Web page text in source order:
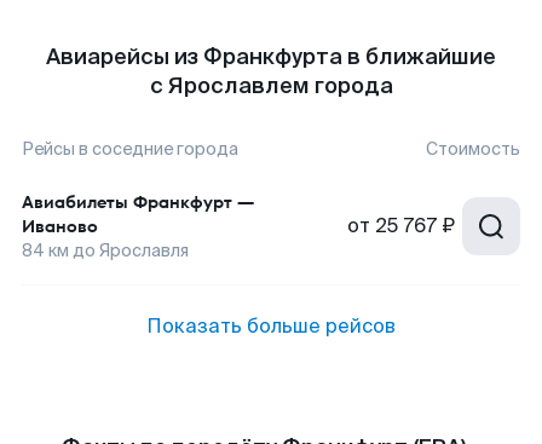
Авиарейсы из Франкфурта в ближайшие
с Ярославлем города
Рейсы в соседние города Стоимость
Авиабилеты Франкфурт —
Иваново
84 км до Ярославля
от 25 767 ₽
Показать больше рейсов